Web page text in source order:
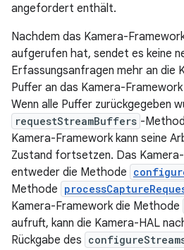
angefordert enthält.
Nachdem das Kamera-
aufgerufen hat, sendet es keine
Erfassungsanfragen mehr an die
Puffer an das Kamera-
Wenn alle Puffer zurückgegeben
requestStreamBuffers -
Kamera-Framework kann seine
Zustand fortsetzen. Das
entweder die Methode
Methode
Kamera-Framework die Methode
aufruft, kann die Kamera-HAL
Rückgabe des